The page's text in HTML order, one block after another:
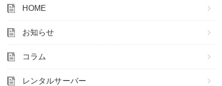
HOME
お知らせ
コラム
レンタルサーバー